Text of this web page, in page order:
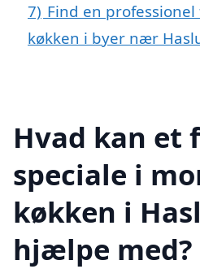
7) Find en
køkken i byer nær
Hvad kan et
speciale i
køkken i
hjælpe med?